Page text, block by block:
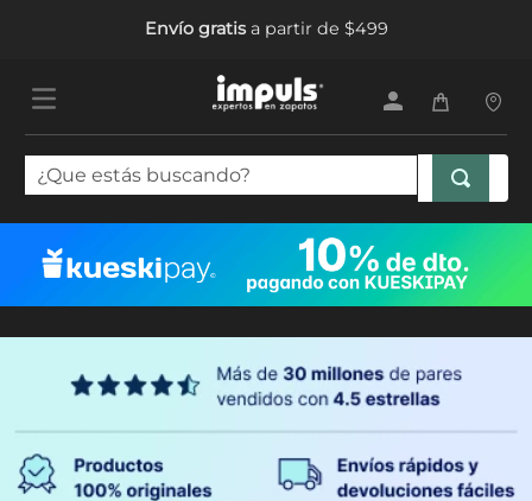
Envío gratisa partir de $499
¿Que estás buscando?
1.
tenis mujer
botas mujer
5. tenis